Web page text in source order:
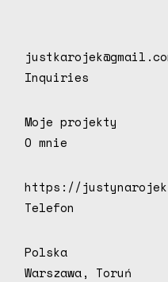
Inquiries
Moje projekty
O mnie
https://
Telefon
Polska
Warszawa, Toruń